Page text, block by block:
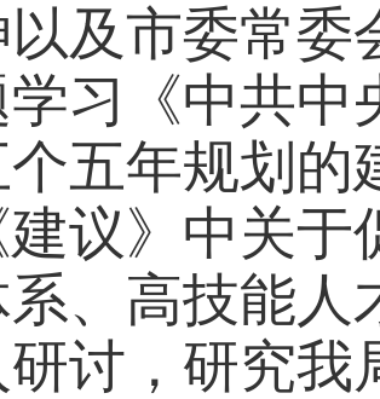
及市委常委
习《中共中
五年规划的
议》中关于
系、高技能
讨，研究我